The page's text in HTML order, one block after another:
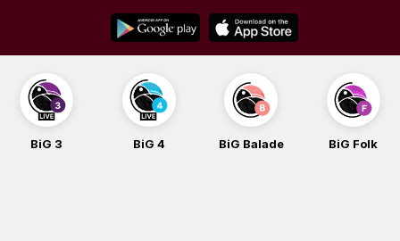
content
BiG 3 BiG 4 BiG Balade BiG Folk